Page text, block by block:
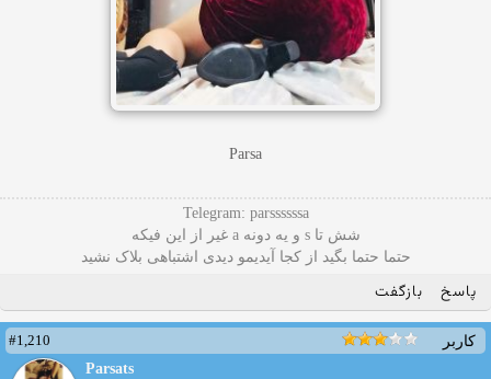
Parsa
Telegram: parssssssa
شش تا s و یه دونه a غیر از این فیکه
حتما حتما بگید از کجا آیدیمو دیدی اشتباهی بلاک نشید
پاسخ بازگفت
کاربر
#1,210
Parsats